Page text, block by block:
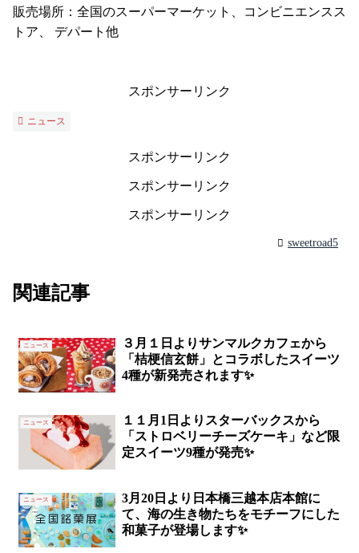
販売場所：全国のスーパーマーケット、コンビニエンスス
トア、 デパート他
スポンサーリンク
ニュース
スポンサーリンク
スポンサーリンク
スポンサーリンク
sweetroad5
関連記事
ニュース
３月１日よりサンマルクカフェから
「桔梗信玄餅」とコラボしたスイーツ
4種が新発売されます✨
ニュース
１１月1日よりスターバックスから
「ストロベリーチーズケーキ」など限
定スイーツ9種が発売✨
ニュース
3月20日より日本橋三越本店本館に
て、海の生き物たちをモチーフにした
和菓子が登場します✨